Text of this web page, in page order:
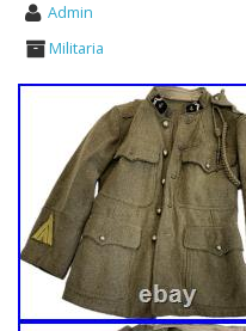
Admin
Militaria